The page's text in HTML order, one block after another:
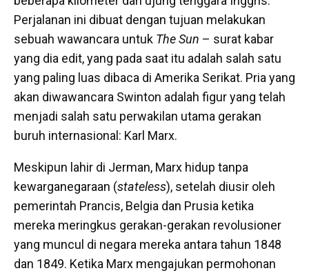
Perjalanan ini dibuat dengan tujuan melakukan
sebuah wawancara untuk The Sun – surat kabar
yang dia edit, yang pada saat itu adalah salah satu
yang paling luas dibaca di Amerika Serikat. Pria yang
akan diwawancara Swinton adalah figur yang telah
menjadi salah satu perwakilan utama gerakan
buruh internasional: Karl Marx.
Meskipun lahir di Jerman, Marx hidup tanpa
kewarganegaraan (stateless), setelah diusir oleh
pemerintah Prancis, Belgia dan Prusia ketika
mereka meringkus gerakan-gerakan revolusioner
yang muncul di negara mereka antara tahun 1848
dan 1849. Ketika Marx mengajukan permohonan